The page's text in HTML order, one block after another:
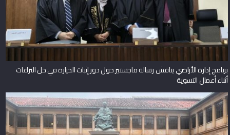
برنامج إدارة الأراضي يناقش رسالة ماجستير حول دور إثبات الحيازة في حل النزاعات
أثناء أعمال التسوية